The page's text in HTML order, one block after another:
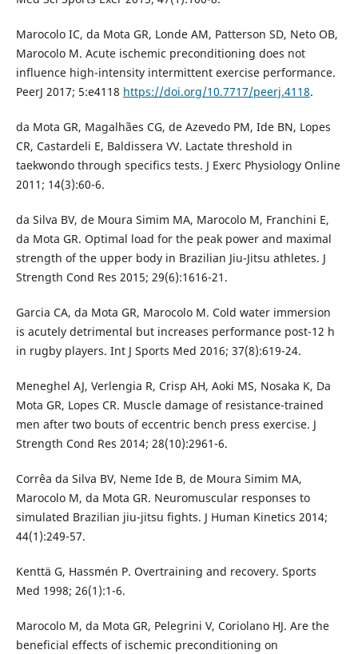
Marocolo IC, da Mota GR, Londe AM, Patterson SD, Neto OB,
Marocolo M. Acute ischemic preconditioning does not
influence high-intensity intermittent exercise performance.
PeerJ 2017; 5:e4118 https://doi.org/10.7717/peerj.4118.
da Mota GR, Magalhães CG, de Azevedo PM, Ide BN, Lopes
CR, Castardeli E, Baldissera VV. Lactate threshold in
taekwondo through specifics tests. J Exerc Physiology Online
2011; 14(3):60-6.
da Silva BV, de Moura Simim MA, Marocolo M, Franchini E,
da Mota GR. Optimal load for the peak power and maximal
strength of the upper body in Brazilian Jiu-Jitsu athletes. J
Strength Cond Res 2015; 29(6):1616-21.
Garcia CA, da Mota GR, Marocolo M. Cold water immersion
is acutely detrimental but increases performance post-12 h
in rugby players. Int J Sports Med 2016; 37(8):619-24.
Meneghel AJ, Verlengia R, Crisp AH, Aoki MS, Nosaka K, Da
Mota GR, Lopes CR. Muscle damage of resistance-trained
men after two bouts of eccentric bench press exercise. J
Strength Cond Res 2014; 28(10):2961-6.
Corrêa da Silva BV, Neme Ide B, de Moura Simim MA,
Marocolo M, da Mota GR. Neuromuscular responses to
simulated Brazilian jiu-jitsu fights. J Human Kinetics 2014;
44(1):249-57.
Kenttä G, Hassmén P. Overtraining and recovery. Sports
Med 1998; 26(1):1-6.
Marocolo M, da Mota GR, Pelegrini V, Coriolano HJ. Are the
beneficial effects of ischemic preconditioning on